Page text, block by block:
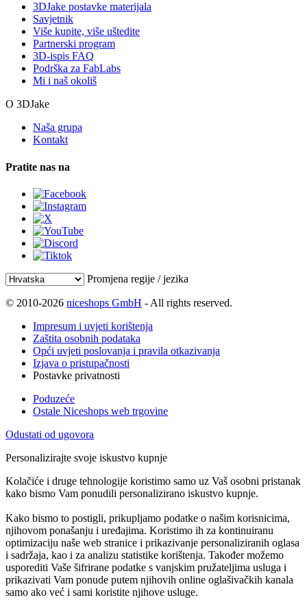
3DJake postavke materijala
Savjetnik
Više kupite, više uštedite
Partnerski program
3D-ispis FAQ
Podrška za FabLabs
Mi i naš okoliš
O 3DJake
Naša grupa
Kontakt
Pratite nas na
Promjena regije / jezika
© 2010-2026 niceshops GmbH - All rights reserved.
Impresum i uvjeti korištenja
Zaštita osobnih podataka
Opći uvjeti poslovanja i pravila otkazivanja
Izjava o pristupačnosti
Postavke privatnosti
Poduzeće
Ostale Niceshops web trgovine
Odustati od ugovora
Personalizirajte svoje iskustvo kupnje
Kolačiće i druge tehnologije koristimo samo uz Vaš osobni pristanak
kako bismo Vam ponudili personalizirano iskustvo kupnje.
Kako bismo to postigli, prikupljamo podatke o našim korisnicima,
njihovom ponašanju i uređajima. Koristimo ih za kontinuiranu
optimizaciju naše web stranice i prikazivanje personaliziranih oglasa
i sadržaja, kao i za analizu statistike korištenja. Također možemo
usporediti Vaše šifrirane podatke s vanjskim pružateljima usluga i
prikazivati Vam ponude putem njihovih online oglašivačkih kanala
samo ako već i sami koristite njihove usluge.